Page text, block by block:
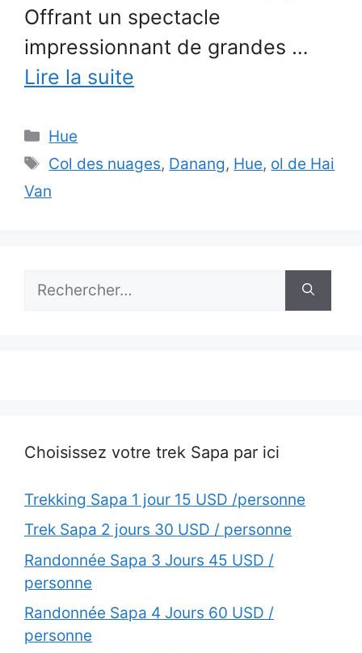
Offrant un spectacle
impressionnant de grandes …
Lire la suite
Catégories
Hue
Étiquettes
Col des nuages, Danang, Hue, ol de Hai
Van
Rechercher :
Choisissez votre trek Sapa par ici
Trekking Sapa 1 jour 15 USD /personne
Trek Sapa 2 jours 30 USD / personne
Randonnée Sapa 3 Jours 45 USD /
personne
Randonnée Sapa 4 Jours 60 USD /
personne